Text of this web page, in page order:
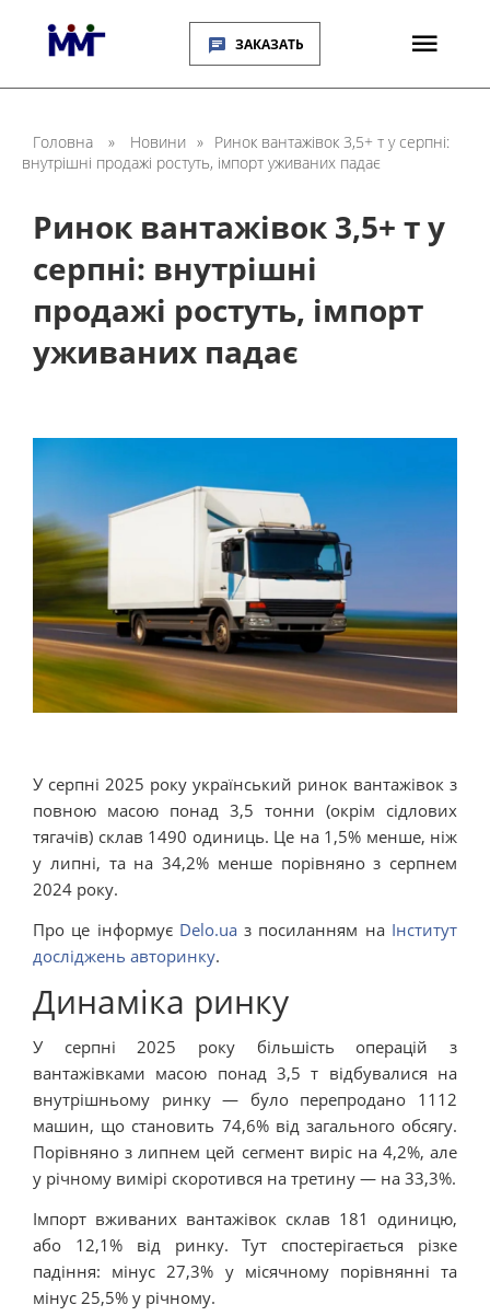
ЗАКАЗАТЬ
Головна » Новини » Ринок вантажівок 3,5+ т у серпні:
внутрішні продажі ростуть, імпорт уживаних падає
Ринок вантажівок 3,5+ т у
серпні: внутрішні
продажі ростуть, імпорт
уживаних падає
У серпні 2025 року український ринок вантажівок з
повною масою понад 3,5 тонни (окрім сідлових
тягачів) склав 1490 одиниць. Це на 1,5% менше, ніж
у липні, та на 34,2% менше порівняно з серпнем
2024 року.
Про це інформує Delo.uaз посиланням на Інститут
досліджень авторинку.
Динаміка ринку
У серпні 2025 року більшість операцій з
вантажівками масою понад 3,5 т відбувалися на
внутрішньому ринку — було перепродано 1112
машин, що становить 74,6% від загального обсягу.
Порівняно з липнем цей сегмент виріс на 4,2%, але
у річному вимірі скоротився на третину — на 33,3%.
Імпорт вживаних вантажівок склав 181 одиницю,
або 12,1% від ринку. Тут спостерігається різке
падіння: мінус 27,3% у місячному порівнянні та
мінус 25,5% у річному.